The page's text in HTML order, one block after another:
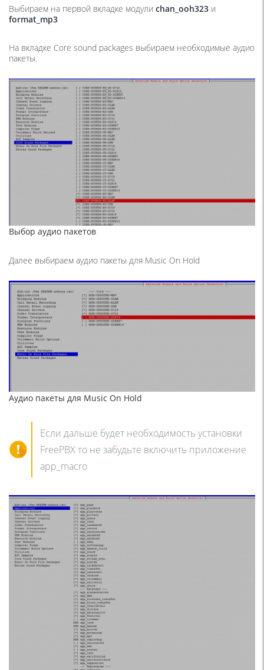
Выбираем на первой вкладке модули chan_ ooh323 и
format_ mp3
На вкладке Core sound packages выбираем необходимые аудио
пакеты.
Выбор аудио пакетов
Далее выбираем аудио пакеты для Music On Hold
Аудио пакеты для Music On Hold
Если дальше будет необходимость установки
FreePBX то не забудьте включить приложение
app_macro